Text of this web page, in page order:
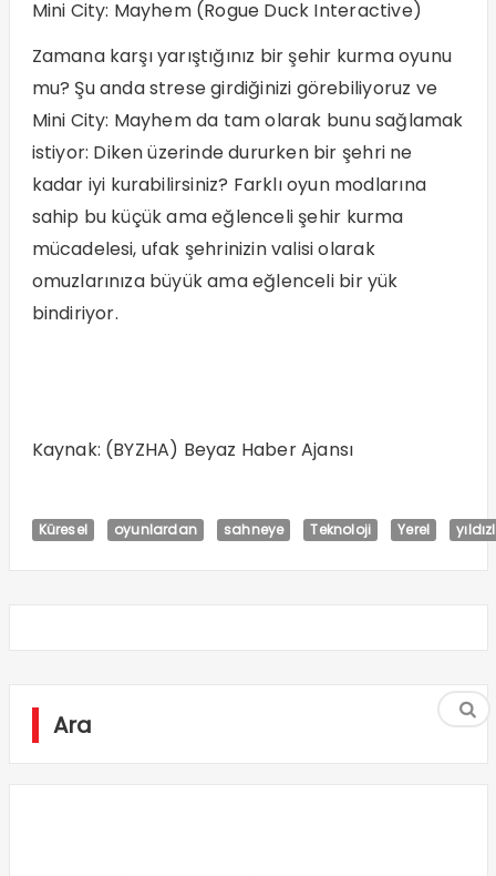
Mini City: Mayhem (Rogue Duck Interactive)
Zamana karşı yarıştığınız bir şehir kurma oyunu
mu? Şu anda strese girdiğinizi görebiliyoruz ve
Mini City: Mayhem da tam olarak bunu sağlamak
istiyor: Diken üzerinde dururken bir şehri ne
kadar iyi kurabilirsiniz? Farklı oyun modlarına
sahip bu küçük ama eğlenceli şehir kurma
mücadelesi, ufak şehrinizin valisi olarak
omuzlarınıza büyük ama eğlenceli bir yük
bindiriyor.
Kaynak: (BYZHA) Beyaz Haber Ajansı
Küresel oyunlardan sahneye Teknoloji Yerel
Ara